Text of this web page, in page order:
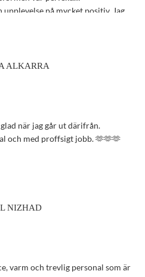
mycket positiv. Jag
ställe till alla som behöver
ALKARRA
när jag går ut därifrån.
Bästa service glada personal och med proffsigt jobb. 🫶🫶🫶
NIZHAD
varm och trevlig personal som är